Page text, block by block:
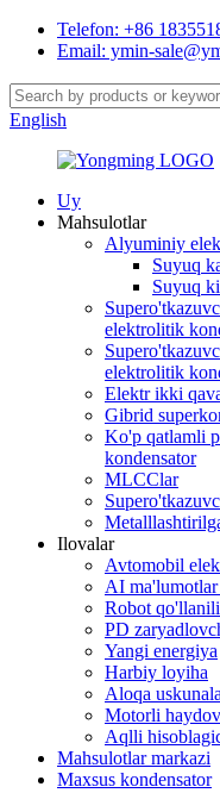
Telefon: +86
Email: ymin-
English
Uy
Mahsulotlar
Alyuminiy
Suyuq
Suyuq
elektrolitik
elektrolitik
Elektr ikki
Gibrid
Ko'p qatlamli
kondensator
MLCClar
Ilovalar
Avtomobil
AI ma'lumotlar
Robot
PD
Yangi energiya
Harbiy loyiha
Aloqa
Motorli
Aqlli
Mahsulotlar markazi
Maxsus kondensator